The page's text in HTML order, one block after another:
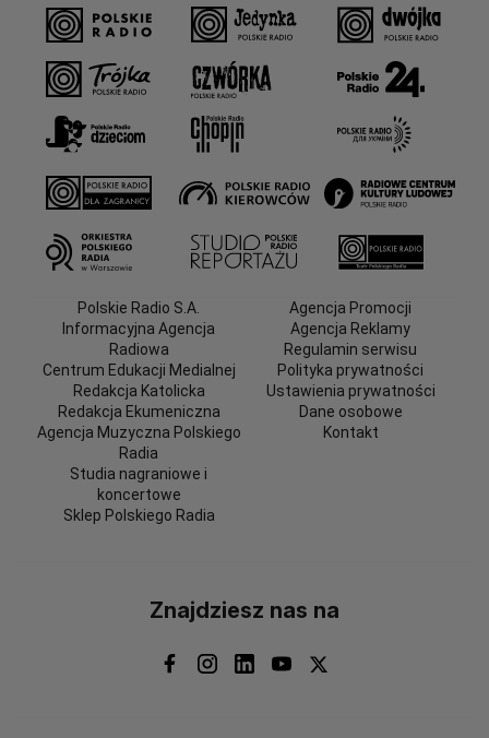
Polskie Radio S.A.
Informacyjna Agencja
Radiowa
Centrum Edukacji Medialnej
Redakcja Katolicka
Redakcja Ekumeniczna
Agencja Muzyczna Polskiego
Radia
Studia nagraniowe i
koncertowe
Sklep Polskiego Radia
Agencja Promocji
Agencja Reklamy
Regulamin serwisu
Polityka prywatności
Ustawienia prywatności
Dane osobowe
Kontakt
Znajdziesz nas na